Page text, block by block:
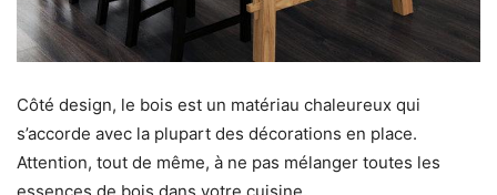
Côté design, le bois est un matériau chaleureux qui
s’accorde avec la plupart des décorations en place.
Attention, tout de même, à ne pas mélanger toutes les